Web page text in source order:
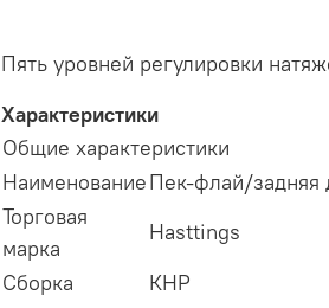
Пять уровней регулировки
Характеристики
Общие характеристики
НаименованиеПек-флай/задняя
Торговая
марка
Hasttings
Сборка
КНР